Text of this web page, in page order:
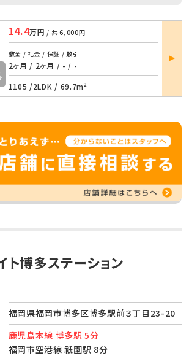
14.4万円 / 共6,000円
敷金 / 礼金 / 保証 / 敷引
2ヶ月 / 2ヶ月 / - / -
1105 /2LDK / 69.7m²
部屋
詳細
ト博多ステーション
福岡県福岡市博多区博多駅前３丁目23-20
鹿児島本線 博多駅 5分
福岡市空港線 祇園駅 8分